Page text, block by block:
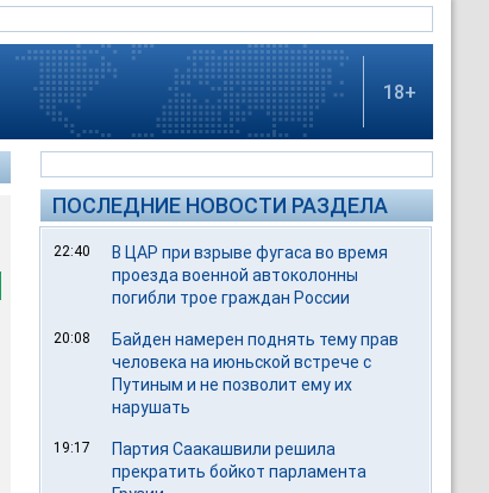
18+
ПОСЛЕДНИЕ НОВОСТИ РАЗДЕЛА
22:40
В ЦАР при взрыве фугаса во время
проезда военной автоколонны
погибли трое граждан России
20:08
Байден намерен поднять тему прав
человека на июньской встрече с
Путиным и не позволит ему их
нарушать
19:17
Партия Саакашвили решила
прекратить бойкот парламента